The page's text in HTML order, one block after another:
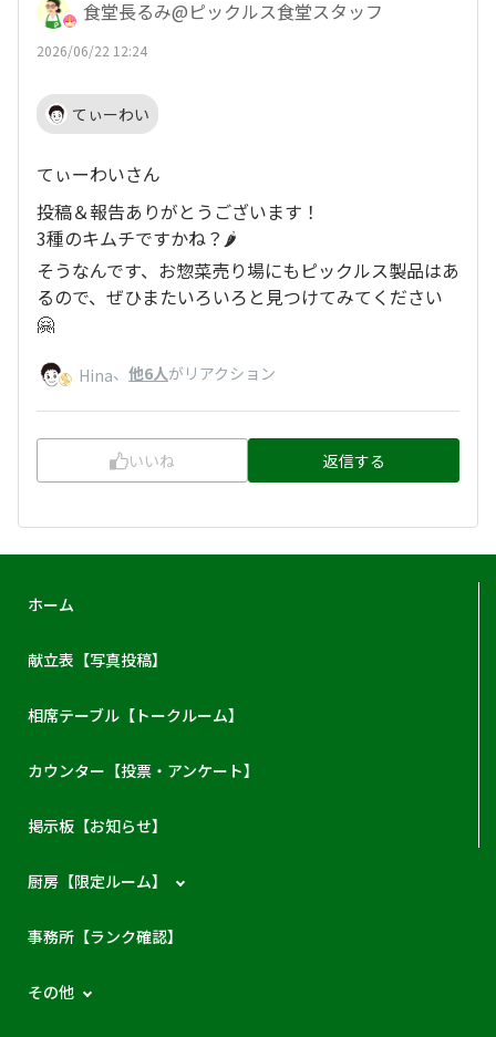
食堂長るみ@ピックルス食堂スタッフ
2026/06/22 12:24
てぃーわい
てぃーわいさん
投稿＆報告ありがとうございます！
3種のキムチですかね？🌶️
そうなんです、お惣菜売り場にもピックルス製品はあ
るので、ぜひまたいろいろと見つけてみてください
🤗
Hina、 他6人がリアクション
いいね 返信する
ホーム
献立表【写真投稿】
相席テーブル【トークルーム】
カウンター【投票・アンケート】
掲示板【お知らせ】
厨房【限定ルーム】
事務所【ランク確認】
その他